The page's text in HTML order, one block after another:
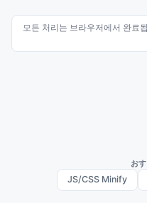
모든 처리는 브라우저에서 완료
お
JS/CSS Minify